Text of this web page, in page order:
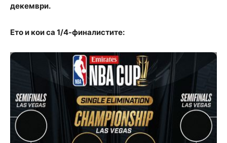
декември.
Ето и кои са 1/4-финалистите: